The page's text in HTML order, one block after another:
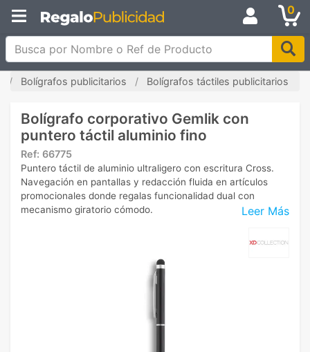
0
Busca por Nombre o Ref de Producto
Bolígrafos publicitarios Bolígrafos táctiles publicitarios
Bolígrafo corporativo Gemlik con
puntero táctil aluminio fino
Ref: 66775
Leer Más
Puntero táctil de aluminio ultraligero con escritura Cross.
Navegación en pantallas y redacción fluida en artículos
promocionales donde regalas funcionalidad dual con
mecanismo giratorio cómodo.